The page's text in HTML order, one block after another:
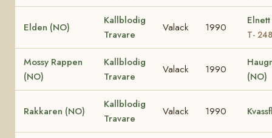
Elden (NO)
Kallblodig
Travare
Valack 1990
T-
Mossy Rappen
(NO)
Kallblodig
Travare
Valack 1990
(NO)
Rakkaren (NO)
Kallblodig
Travare
Valack 1990